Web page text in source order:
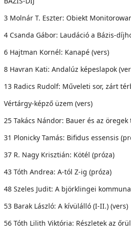
3 Molnár T. Eszter: Obiekt
4 Csanda Gábor: Laudáció a Bázis-
6 Hajtman Kornél: Kanapé (vers)
8 Havran Kati: Andalúz képeslapok
13 Radics Rudolf: Műveleti sor, zárt
Vértárgy-képző üzem (vers)
25 Takács Nándor: Bauer és az öregek
31 Plonicky Tamás: Bifidus essensis
37 R. Nagy Krisztián: Kötél (próza)
43 Tóth Andrea: A-tól Z-ig (próza)
48 Szeles Judit: A björklingei
53 Barak László: A kívülálló (I-II.) (vers)
56 Tóth Lilith Viktória: Részletek az